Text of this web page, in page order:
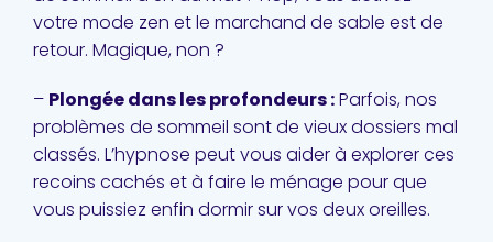
votre mode zen et le marchand de sable est de
retour. Magique, non ?
– Plongée dans les profondeurs :Parfois, nos
problèmes de sommeil sont de vieux dossiers mal
classés. L’hypnose peut vous aider à explorer ces
recoins cachés et à faire le ménage pour que
vous puissiez enfin dormir sur vos deux oreilles.